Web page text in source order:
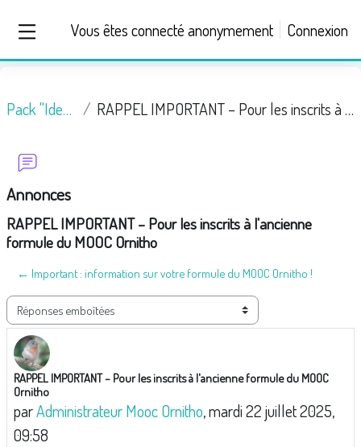
Panneau latéral
Vous êtes connecté anonymement Connexion
Pack "Identification 1" RAPPEL IMPORTANT – Pour les inscrits à l'ancienne formule du MOOC Ornitho
Annonces
RAPPEL IMPORTANT – Pour les inscrits à l'ancienne
formule du MOOC Ornitho
← Important : information sur votre formule du MOOC Ornitho !
Type d’affichage
RAPPEL IMPORTANT – Pour les inscrits à l'ancienne formule du MOOC
Ornitho
parAdministrateur Mooc Ornitho,mardi 22 juillet 2025,
09:58
Nombre de réponses : 0